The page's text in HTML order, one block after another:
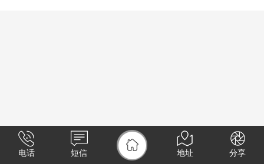
电话 短信 地址 分享